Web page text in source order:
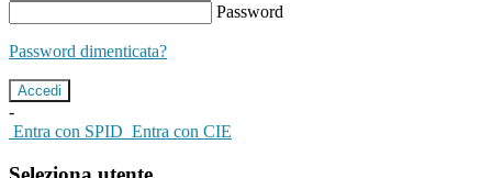
Password
Password dimenticata?
-
Entra con SPID Entra con CIE